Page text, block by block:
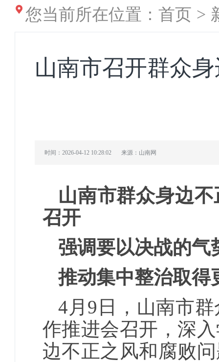
您当前所在位置： 首页 >
山南市召开群众
时间：2026-04-12 10:28:02 来源：山南网
山南市群众身边
召开
强调要以决战的气
推动集中整治取得
4月9日，山南市
作推进会召开，深
边不正之风和腐败